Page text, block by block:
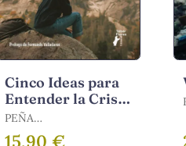
Cinco Ideas para
Entender la Crisis
Climática
PEÑA
ROTELLA,ALFONSO
15,90 €